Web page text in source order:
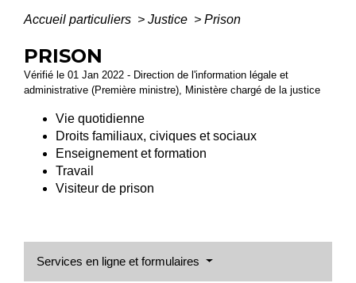
Accueil particuliers > Justice > Prison
PRISON
Vérifié le 01 Jan 2022 - Direction de l'information légale et
administrative (Première ministre), Ministère chargé de la justice
Vie quotidienne
Droits familiaux, civiques et sociaux
Enseignement et formation
Travail
Visiteur de prison
Services en ligne et formulaires